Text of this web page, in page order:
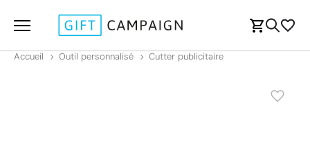
Accueil Outil personnalisé Cutter publicitaire